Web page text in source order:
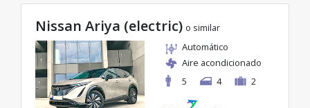
Nissan Ariya (electric) o similar
Automático
Aire acondicionado
5
4 2